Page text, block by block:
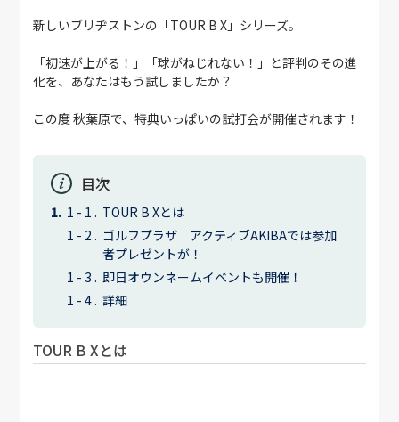
新しいブリヂストンの「TOUR B X」シリーズ。
「初速が上がる！」「球がねじれない！」と評判のその進
化を、あなたはもう試しましたか？
この度 秋葉原で、特典いっぱいの試打会が開催されます！
目次
TOUR B Xとは
ゴルフプラザ アクティブAKIBAでは参加
者プレゼントが！
即日オウンネームイベントも開催！
詳細
TOUR B Xとは